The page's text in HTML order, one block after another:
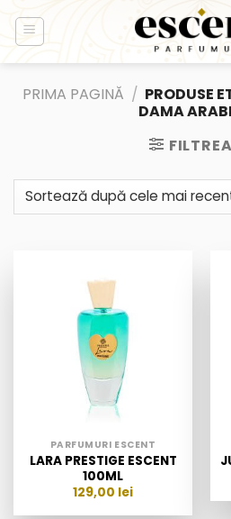
PRIMA PAGINĂ / PRODUSE
DAMA
PARFUMURI ESCENT
LARA PRESTIGE ESCENT
100ML
129,00 lei